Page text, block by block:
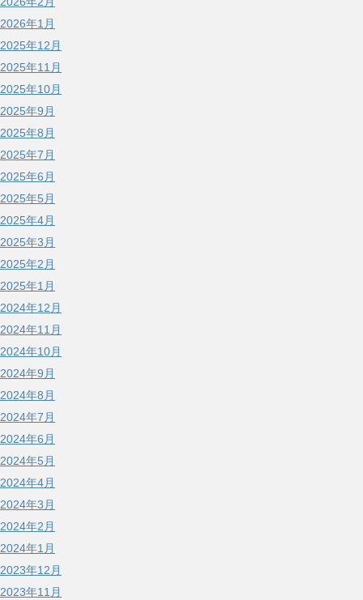
2026年1月
2025年12月
2025年11月
2025年10月
2025年9月
2025年8月
2025年7月
2025年6月
2025年5月
2025年4月
2025年3月
2025年2月
2025年1月
2024年12月
2024年11月
2024年10月
2024年9月
2024年8月
2024年7月
2024年6月
2024年5月
2024年4月
2024年3月
2024年2月
2024年1月
2023年12月
2023年11月